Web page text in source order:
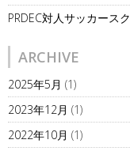
PRDEC対人サッカース
ARCHIVE
2025年5月 (1)
2023年12月 (1)
2022年10月 (1)